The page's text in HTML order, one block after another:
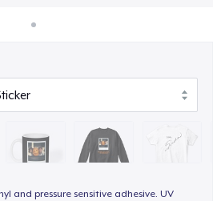
and pressure sensitive adhesive. UV